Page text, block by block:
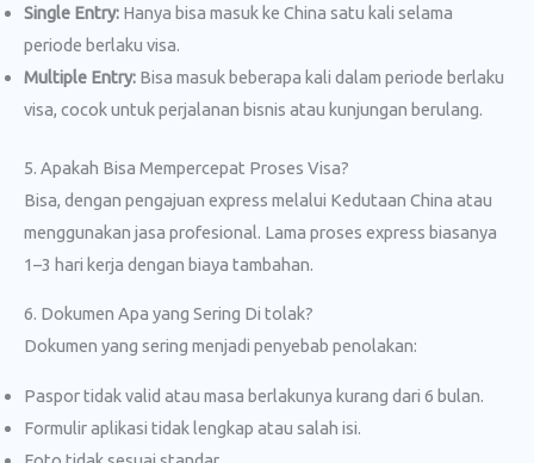
Single Entry: Hanya bisa masuk ke China satu kali selama
periode berlaku visa.
Multiple Entry: Bisa masuk beberapa kali dalam periode berlaku
visa, cocok untuk perjalanan bisnis atau kunjungan berulang.
5. Apakah Bisa Mempercepat Proses Visa?
Bisa, dengan pengajuan express melalui Kedutaan China atau
menggunakan jasa profesional. Lama proses express biasanya
1–3 hari kerja dengan biaya tambahan.
6. Dokumen Apa yang Sering Di tolak?
Dokumen yang sering menjadi penyebab penolakan:
Paspor tidak valid atau masa berlakunya kurang dari 6 bulan.
Formulir aplikasi tidak lengkap atau salah isi.